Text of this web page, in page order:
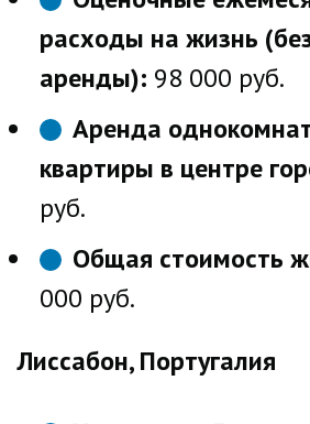
расходы на жизнь
аренды): 98 000 руб.
Аренда
квартиры в центре
руб.
Общая стоимость
000 руб.
Лиссабон, Португалия